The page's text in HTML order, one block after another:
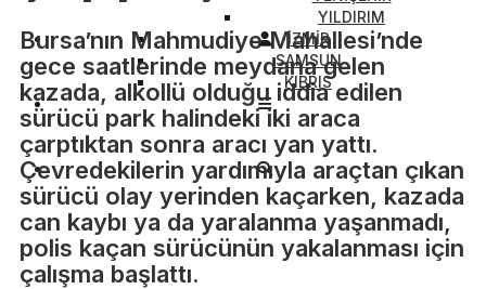
YILDIRIM
İZMİR
SAMSUN
KIBRIS
Bursa’nın Mahmudiye Mahallesi’nde
gece saatlerinde meydana gelen
kazada, alkollü olduğu iddia edilen
sürücü park halindeki iki araca
çarptıktan sonra aracı yan yattı.
Çevredekilerin yardımıyla araçtan çıkan
sürücü olay yerinden kaçarken, kazada
can kaybı ya da yaralanma yaşanmadı,
polis kaçan sürücünün yakalanması için
çalışma başlattı.